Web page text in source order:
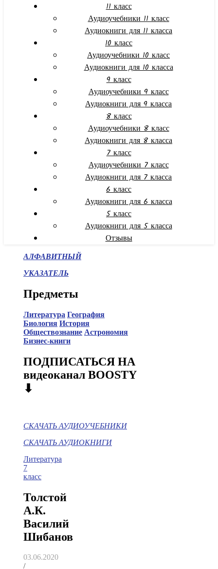
11 класс
Аудиоучебники 11 класс
Аудиокниги для 11 класса
10 класс
Аудиоучебники 10 класс
Аудиокниги для 10 класса
9 класс
Аудиоучебники 9 класс
Аудиокниги для 9 класса
8 класс
Аудиоучебники 8 класс
Аудиокниги для 8 класса
7 класс
Аудиоучебники 7 класс
Аудиокниги для 7 класса
6 класс
Аудиокниги для 6 класса
5 класс
Аудиокниги для 5 класса
Отзывы
АЛФАВИТНЫЙ
УКАЗАТЕЛЬ
Предметы
Литература География
Биология История
Обществознание Астрономия
Бизнес-книги
ПОДПИСАТЬСЯ НА
видеоканал BOOSTY
⬇
СКАЧАТЬ АУДИОУЧЕБНИКИ
СКАЧАТЬ АУДИОКНИГИ
Литература
7
класс
Толстой
А.К.
Василий
Шибанов
03.06.2020
/